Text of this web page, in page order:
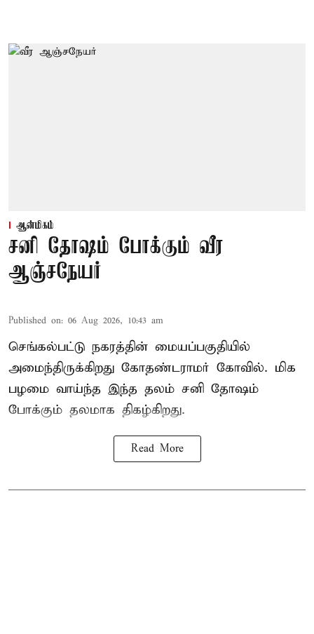
ஆன்மிகம்
சனி தோஷம் போக்கும் வீர
ஆஞ்சநேயர்
Published on: 06 Aug 2026, 10:43 am
செங்கல்பட்டு நகரத்தின் மையப்பகுதியில்
அமைந்திருக்கிறது கோதண்டராமர் கோவில். மிக
பழமை வாய்ந்த இந்த தலம் சனி தோஷம்
போக்கும் தலமாக திகழ்கிறது.
Read More